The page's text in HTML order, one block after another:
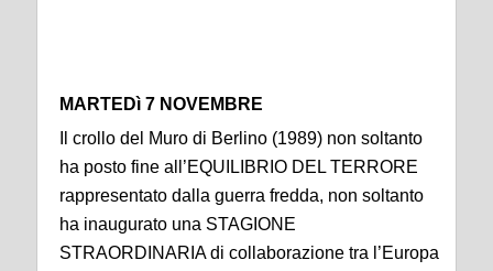
MARTEDì 7 NOVEMBRE
Il crollo del Muro di Berlino (1989) non soltanto
ha posto fine all’EQUILIBRIO DEL TERRORE
rappresentato dalla guerra fredda, non soltanto
ha inaugurato una STAGIONE
STRAORDINARIA di collaborazione tra l’Europa